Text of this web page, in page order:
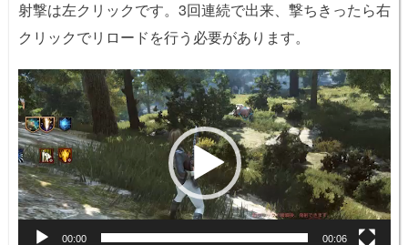
射撃は左クリックです。3回連続で出来、撃ちきったら右
クリックでリロードを行う必要があります。
動
画
プ
レ
ー
ヤ
ー
00:00 00:06